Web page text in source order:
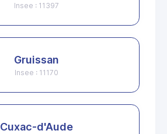
Insee : 11397
Gruissan
Insee : 11170
Cuxac-d'Aude